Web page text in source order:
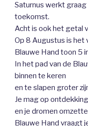
Saturnus werkt
toekomst.
Acht is ook het getal
Op 8 Augustus is het
Blauwe Hand toon 5
In het pad van de
binnen te keren
en te slapen groter
Je mag op
en je dromen
Blauwe Hand vraagt